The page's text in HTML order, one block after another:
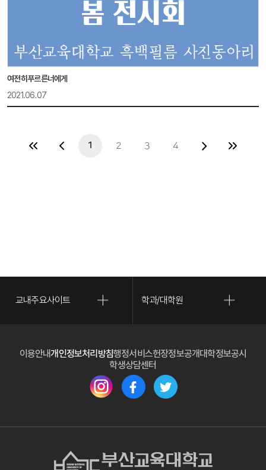
여전히푸르른너에게
2021.06.07
1 2 3 4
교내주요사이트 학과/대학원
이용안내개인정보처리방침행정서비스헌장정보공개대학정보공시
학생상담센터
(새 창 열림)(새 창 열림)(새 창 열림)